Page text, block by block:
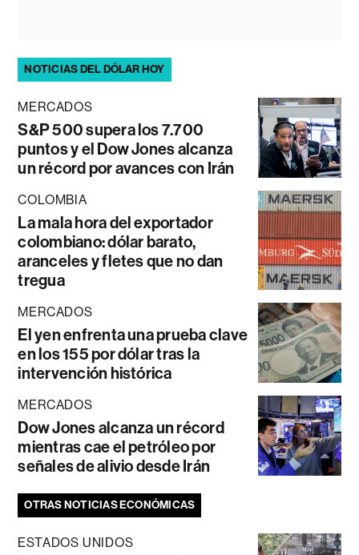
NOTICIAS DEL DÓLAR HOY
MERCADOS
S&P 500 supera los 7.700
puntos y el Dow Jones alcanza
un récord por avances con Irán
COLOMBIA
La mala hora del exportador
colombiano: dólar barato,
aranceles y fletes que no dan
tregua
MERCADOS
El yen enfrenta una prueba clave
en los 155 por dólar tras la
intervención histórica
MERCADOS
Dow Jones alcanza un récord
mientras cae el petróleo por
señales de alivio desde Irán
OTRAS NOTICIAS ECONÓMICAS
ESTADOS UNIDOS